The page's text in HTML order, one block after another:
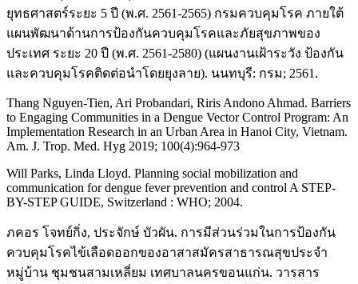
ยุทธศาสตร์ระยะ 5 ปี (พ.ศ. 2561-2565) กรมควบคุมโรค ภายใต้
แผนพัฒนาด้านการป้องกันควบคุมโรคและภัยสุขภาพของ
ประเทศ ระยะ 20 ปี (พ.ศ. 2561-2580) (แผนงานเฝ้าระวัง ป้องกัน
และควบคุมโรคติดต่อนำโดยยุงลาย). นนทบุรี: กรม; 2561.
Thang Nguyen-Tien, Ari Probandari, Riris Andono Ahmad. Barriers
to Engaging Communities in a Dengue Vector Control Program: An
Implementation Research in an Urban Area in Hanoi City, Vietnam.
Am. J. Trop. Med. Hyg 2019; 100(4):964-973
Will Parks, Linda Lloyd. Planning social mobilization and
communication for dengue fever prevention and control A STEP-
BY-STEP GUIDE, Switzerland : WHO; 2004.
ภคอร โจทย์กิ่ง, ประจักษ์ บัวผัน. การมีส่วนร่วมในการป้องกัน
ควบคุมโรคไข้เลือดออกของอาสาสมัครสาธารณสุขประจำ
หมู่บ้าน ชุมชนสามเหลี่ยม เทศบาลนครขอนแก่น. วารสาร